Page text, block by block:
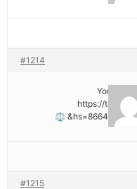
#1214
⚖ You got
https://
#1215